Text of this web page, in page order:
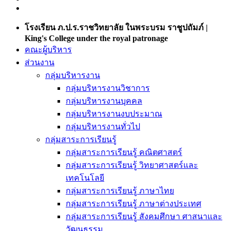
โรงเรียน ภ.ป.ร.ราชวิทยาลัย ในพระบรม ราชูปถัมภ์ |
King's College under the royal patronage
คณะผู้บริหาร
ส่วนงาน
กลุ่มบริหารงาน
กลุ่มบริหารงานวิชาการ
กลุ่มบริหารงานบุคคล
กลุ่มบริหารงานงบประมาณ
กลุ่มบริหารงานทั่วไป
กลุ่มสาระการเรียนรู้
กลุ่มสาระการเรียนรู้ คณิตศาสตร์
กลุ่มสาระการเรียนรู้ วิทยาศาสตร์และ
เทคโนโลยี
กลุ่มสาระการเรียนรู้ ภาษาไทย
กลุ่มสาระการเรียนรู้ ภาษาต่างประเทศ
กลุ่มสาระการเรียนรู้ สังคมศึกษา ศาสนาและ
วัฒนธรรม